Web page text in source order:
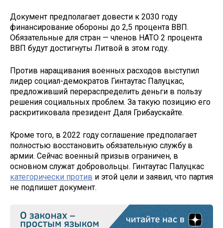
Документ предполагает довести к 2030 году
финансирование обороны до 2,5 процента ВВП.
Обязательные для стран — членов НАТО 2 процента
ВВП будут достигнуты Литвой в этом году.
Против наращивания военных расходов выступил
лидер социал-демократов Гинтаутас Палуцкас,
предложивший перераспределить деньги в пользу
решения социальных проблем. За такую позицию его
раскритиковала президент Даля Грибаускайте.
Кроме того, в 2022 году соглашение предполагает
полностью восстановить обязательную службу в
армии. Сейчас военный призыв ограничен, в
основном служат добровольцы. Гинтаутас Палуцкас
категорически против и этой цели и заявил, что партия
не подпишет документ.